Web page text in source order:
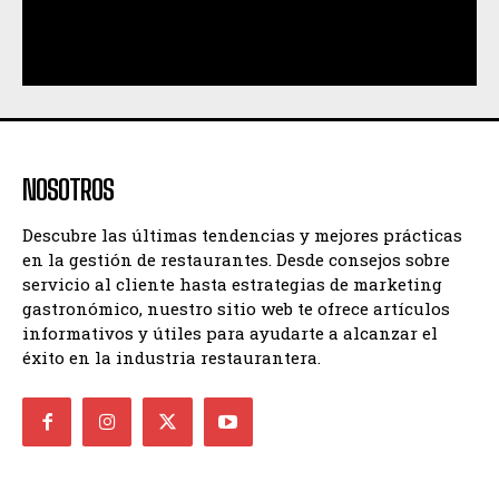
NOSOTROS
Descubre las últimas tendencias y mejores prácticas
en la gestión de restaurantes. Desde consejos sobre
servicio al cliente hasta estrategias de marketing
gastronómico, nuestro sitio web te ofrece artículos
informativos y útiles para ayudarte a alcanzar el
éxito en la industria restaurantera.